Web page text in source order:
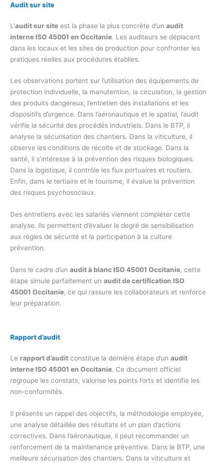
Audit sur site
L’audit sur site est la phase la plus concrète d’unaudit
interne ISO 45001 en Occitanie. Les auditeurs se déplacent
dans les locaux et les sites de production pour confronter les
pratiques réelles aux procédures établies.
Les observations portent sur l’utilisation des équipements de
protection individuelle, la manutention, la circulation, la gestion
des produits dangereux, l’entretien des installations et les
dispositifs d’urgence. Dans l’aéronautique et le spatial, l’audit
vérifie la sécurité des procédés industriels. Dans le BTP, il
analyse la sécurisation des chantiers. Dans la viticulture, il
observe les conditions de récolte et de stockage. Dans la
santé, il s’intéresse à la prévention des risques biologiques.
Dans la logistique, il contrôle les flux portuaires et routiers.
Enfin, dans le tertiaire et le tourisme, il évalue la prévention
des risques psychosociaux.
Des entretiens avec les salariés viennent compléter cette
analyse. Ils permettent d’évaluer le degré de sensibilisation
aux règles de sécurité et la participation à la culture
prévention.
Dans le cadre d’unaudit à blanc ISO 45001 Occitanie, cette
étape simule parfaitement unaudit de certification ISO
45001 Occitanie, ce qui rassure les collaborateurs et renforce
leur préparation.
Rapport d’audit
Le rapport d’audit constitue la dernière étape d’unaudit
interne ISO 45001 en Occitanie. Ce document officiel
regroupe les constats, valorise les points forts et identifie les
non-conformités.
Il présente un rappel des objectifs, la méthodologie employée,
une analyse détaillée des résultats et un plan d’actions
correctives. Dans l’aéronautique, il peut recommander un
renforcement de la maintenance préventive. Dans le BTP, une
meilleure sécurisation des chantiers. Dans la viticulture et